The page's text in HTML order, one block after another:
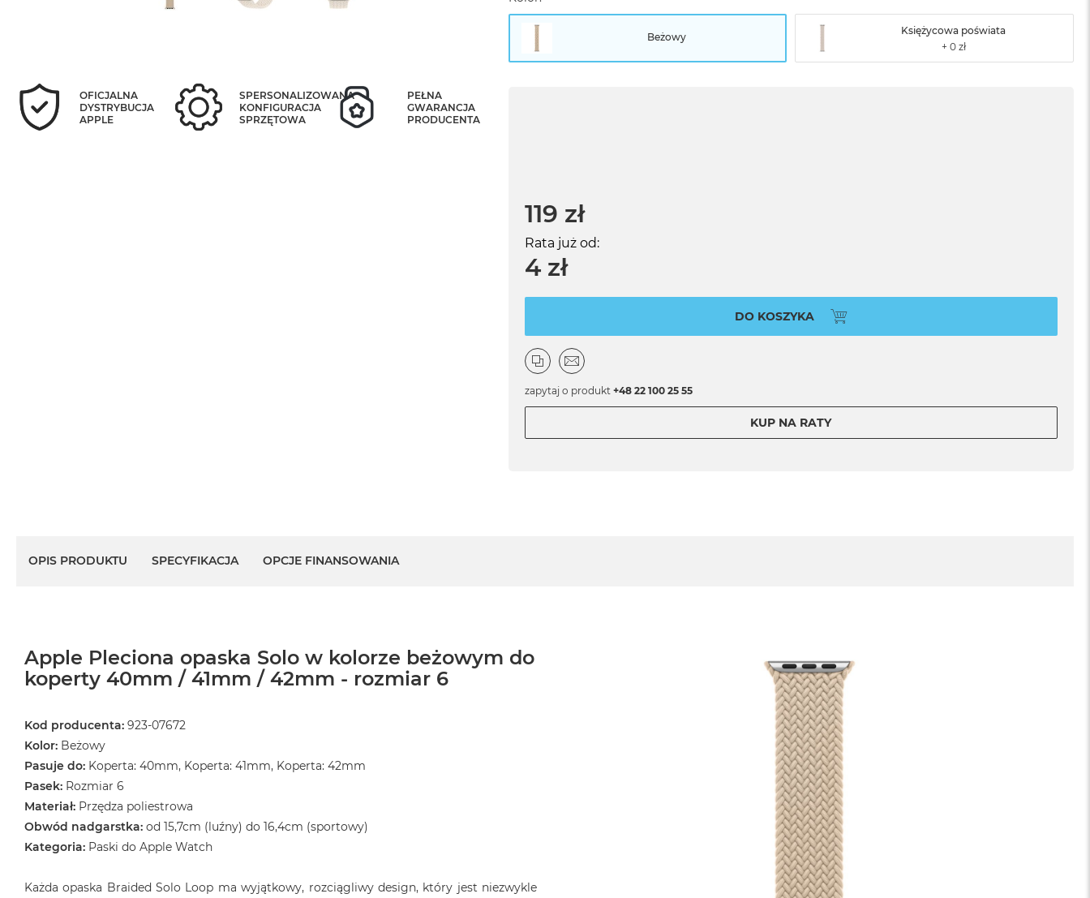
Beżowy
Księżycowa poświata
119 zł
Rata już od:
4 zł
DO KOSZYKA
zapytaj o produkt +48 22 100 25 55
KUP NA RATY
OFICJALNA
DYSTRYBUCJA
APPLE
SPERSONALIZOWANA
KONFIGURACJA
SPRZĘTOWA
PEŁNA
GWARANCJA
PRODUCENTA
OPIS PRODUKTU SPECYFIKACJA OPCJE FINANSOWANIA
Apple Pleciona opaska Solo w kolorze beżowym do
koperty 40mm / 41mm / 42mm - rozmiar 6
Kod producenta: 923-07672
Kolor: Beżowy
Pasuje do: Koperta: 40mm, Koperta: 41mm, Koperta: 42mm
Pasek: Rozmiar 6
Materiał: Przędza poliestrowa
Obwód nadgarstka: od 15,7cm (luźny) do 16,4cm (sportowy)
Kategoria: Paski do Apple Watch
Każda opaska Braided Solo Loop ma wyjątkowy, rozciągliwy design, który jest niezwykle